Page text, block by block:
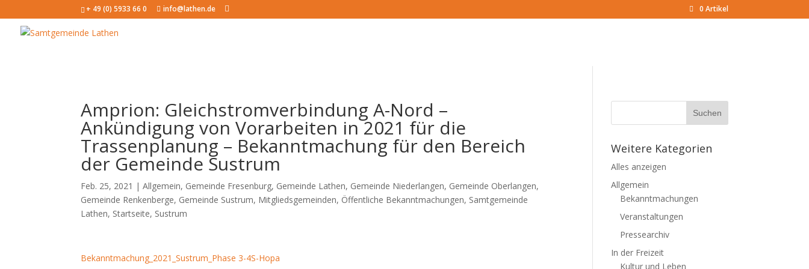
+ 49 (0) 5933 66 0 info@lathen.de 0 Artikel
Amprion: Gleichstromverbindung A-Nord –
Ankündigung von Vorarbeiten in 2021 für die
Trassenplanung – Bekanntmachung für den Bereich
der Gemeinde Sustrum
Feb. 25, 2021 |Allgemein, Gemeinde Fresenburg, Gemeinde Lathen, Gemeinde Niederlangen, Gemeinde Oberlangen,
Gemeinde Renkenberge, Gemeinde Sustrum, Mitgliedsgemeinden, Öffentliche Bekanntmachungen, Samtgemeinde
Lathen, Startseite, Sustrum
Bekanntmachung_2021_Sustrum_Phase 3-4S-Hopa
Weitere Kategorien
Alles anzeigen
Allgemein
Bekanntmachungen
Veranstaltungen
Pressearchiv
In der Freizeit
Kultur und Leben